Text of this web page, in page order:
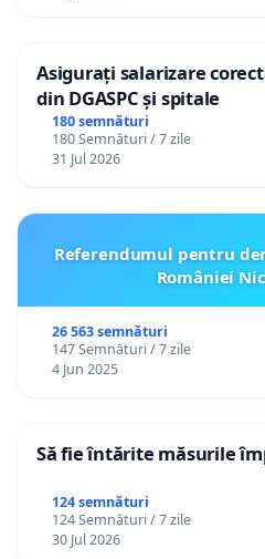
Asigurați salarizare
din DGASPC și spitale
180 semnături
180 Semnături / 7 zile
31 Jul 2026
Referendumul pentru
României
26 563 semnături
147 Semnături / 7 zile
4 Jun 2025
Să fie întărite măsurile
124 semnături
124 Semnături / 7 zile
30 Jul 2026